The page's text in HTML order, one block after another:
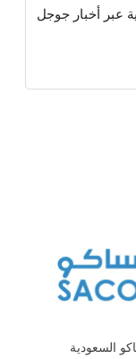
عبر أخبار جوجل
السعودية